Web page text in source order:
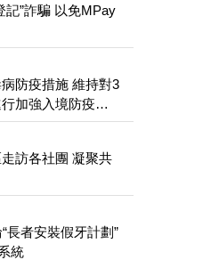
記”詐騙 以免MPay
防疫措施 維持對3
加強入境防疫措
訪各社團 凝聚共
長者安裝假牙計劃”
統